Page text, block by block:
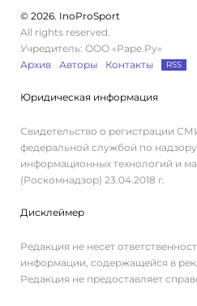
© 2026. InoProSport
All rights reserved.
Учредитель: ООО «Раре.Ру»
Архив
Авторы Контакты RSS
Юридическая информация
Свидетельство о регистрации
федеральной службой по надзору
информационных технологий и
(Роскомнадзор) 23.04.2018 г.
Дисклеймер
Редакция не несет
информации, содержащейся в
Редакция не предоставляет